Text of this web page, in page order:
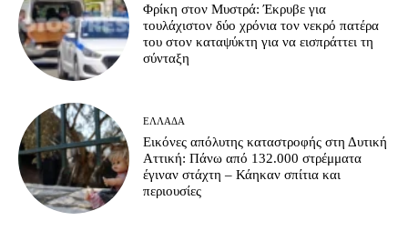
Φρίκη στον Μυστρά: Έκρυβε για
τουλάχιστον δύο χρόνια τον νεκρό πατέρα
του στον καταψύκτη για να εισπράττει τη
σύνταξη
ΕΛΛΆΔΑ
Εικόνες απόλυτης καταστροφής στη Δυτική
Αττική: Πάνω από 132.000 στρέμματα
έγιναν στάχτη – Κάηκαν σπίτια και
περιουσίες